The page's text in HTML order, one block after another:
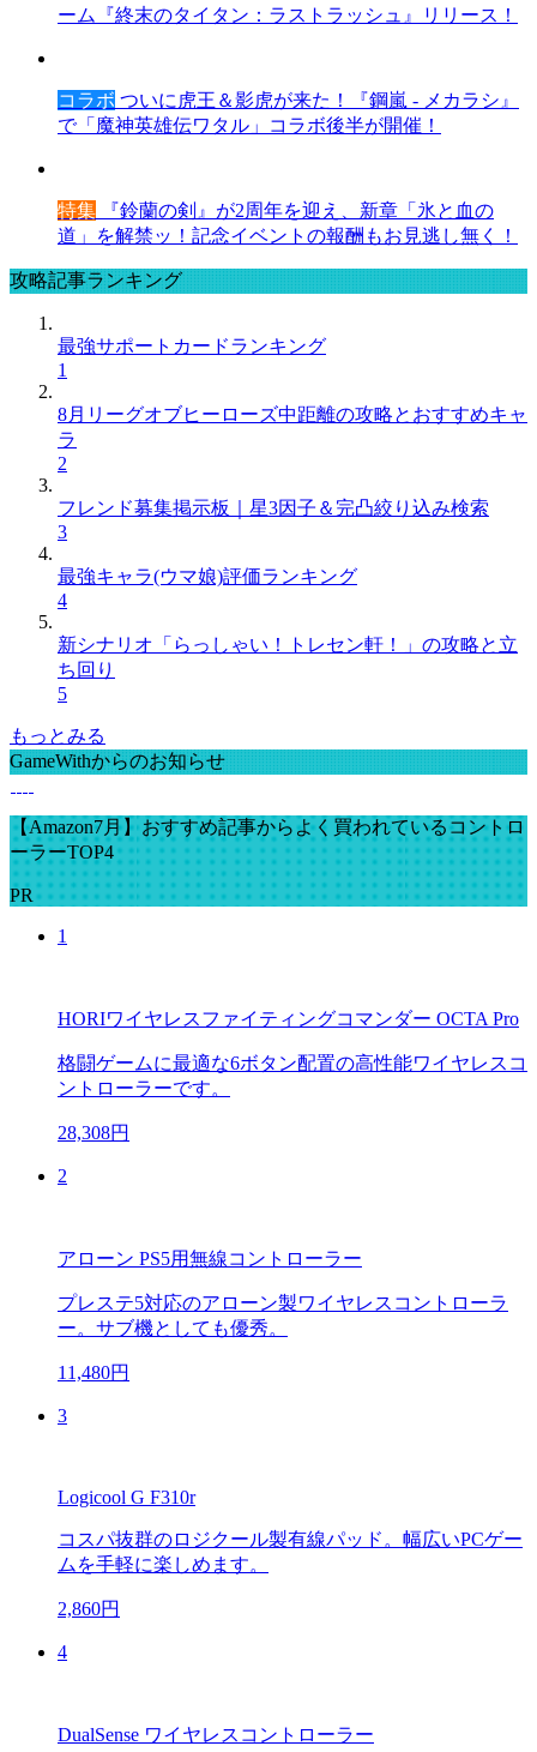
ーム『終末のタイタン：ラストラッシュ』リリース！
コラボ ついに虎王＆影虎が来た！『鋼嵐 - メカラシ』
で「魔神英雄伝ワタル」コラボ後半が開催！
特集 『鈴蘭の剣』が2周年を迎え、新章「氷と血の
道」を解禁ッ！記念イベントの報酬もお見逃し無く！
攻略記事ランキング
最強サポートカードランキング
1
8月リーグオブヒーローズ中距離の攻略とおすすめキャ
ラ
2
フレンド募集掲示板｜星3因子＆完凸絞り込み検索
3
最強キャラ(ウマ娘)評価ランキング
4
新シナリオ「らっしゃい！トレセン軒！」の攻略と立
ち回り
5
もっとみる
GameWithからのお知らせ
【Amazon7月】おすすめ記事からよく買われているコントロ
ーラーTOP4
PR
1
HORIワイヤレスファイティングコマンダー OCTA Pro
格闘ゲームに最適な6ボタン配置の高性能ワイヤレスコ
ントローラーです。
28,308円
2
アローン PS5用無線コントローラー
プレステ5対応のアローン製ワイヤレスコントローラ
ー。サブ機としても優秀。
11,480円
3
Logicool G F310r
コスパ抜群のロジクール製有線パッド。幅広いPCゲー
ムを手軽に楽しめます。
2,860円
4
DualSense ワイヤレスコントローラー